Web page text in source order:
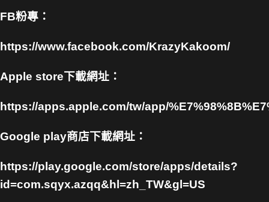
FB粉專：
https://www.facebook.com/KrazyKakoom/
Apple store下載網址：
https://apps.apple.com/tw/app/
Google play商店下載網址：
https://play.google.com/store/apps/details?
id=com.sqyx.azqq&hl=zh_TW&gl=US